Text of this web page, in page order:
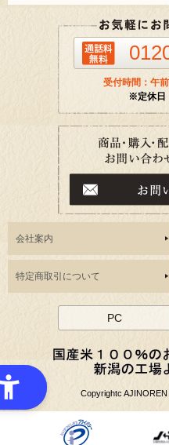
受付時間：午
※定休日
会社案内
特定商取引について
PC
Copyrightc